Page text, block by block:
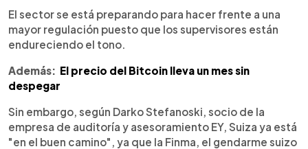
El sector se está preparando para hacer frente a una
mayor regulación puesto que los supervisores están
endureciendo el tono.
Además: El precio del Bitcoin lleva un mes sin
despegar
Sin embargo, según Darko Stefanoski, socio de la
empresa de auditoría y asesoramiento EY, Suiza ya está
"en el buen camino", ya que la Finma, el gendarme suizo